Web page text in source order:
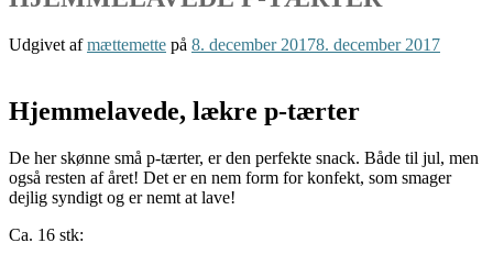
Udgivet afmættemette på 8. december 20178. december 2017
Hjemmelavede, lækre p-tærter
De her skønne små p-tærter, er den perfekte snack. Både til jul, men
også resten af året! Det er en nem form for konfekt, som smager
dejlig syndigt og er nemt at lave!
Ca. 16 stk: